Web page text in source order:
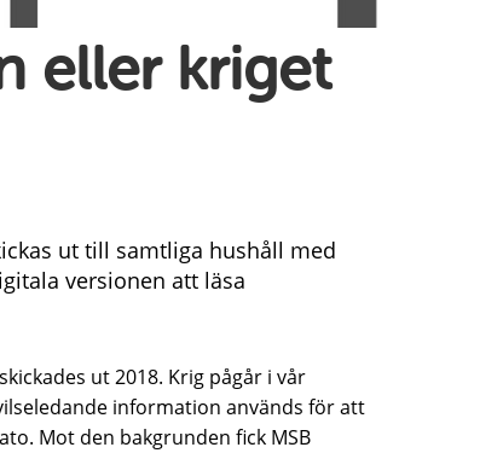
eller kriget
ut till samtliga hushåll med
versionen att läsa
ut 2018. Krig pågår i vår
information används för att
Mot den bakgrunden fick MSB